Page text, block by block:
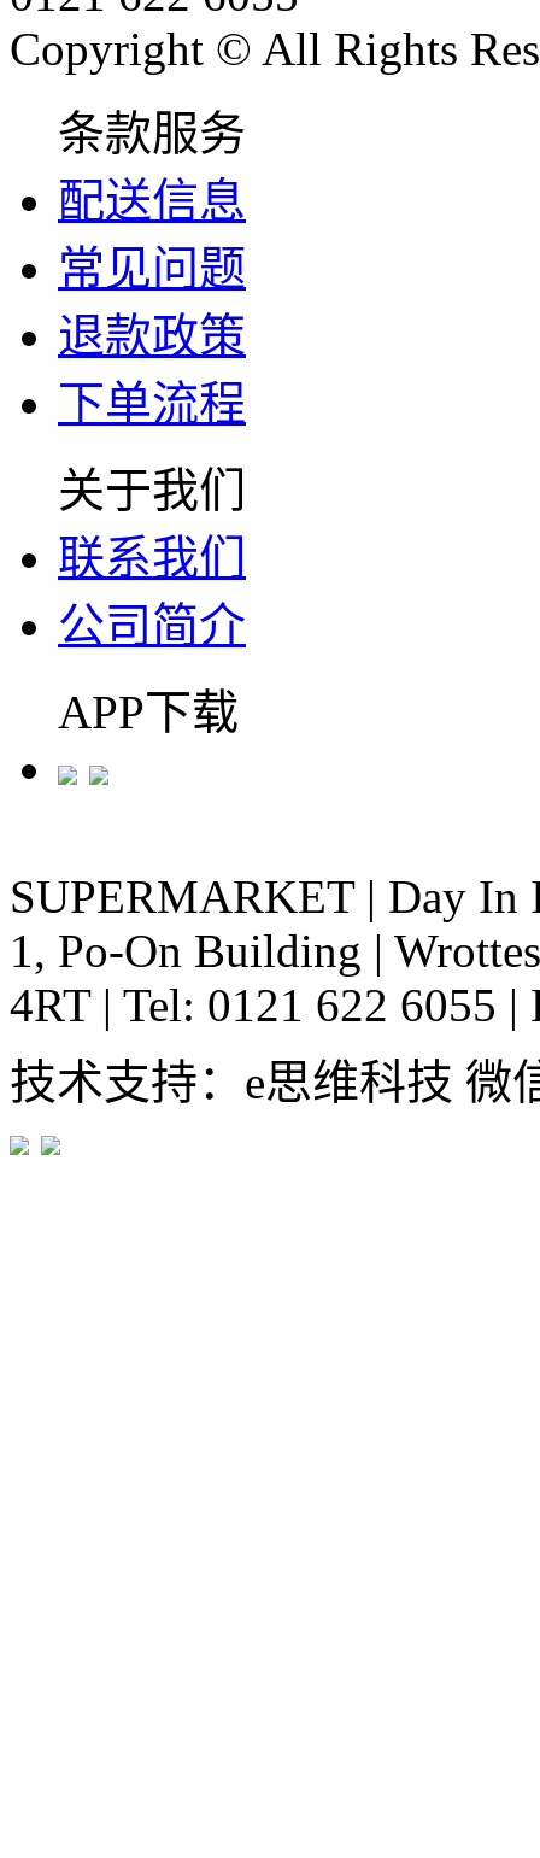
Copyright © All Rights
条款服务
配送信息
常见问题
退款政策
下单流程
关于我们
联系我们
公司简介
APP下载
SUPERMARKET | Day In
1, Po-On Building |
4RT | Tel: 0121 622 6055 |
技术支持：e思维科技 微